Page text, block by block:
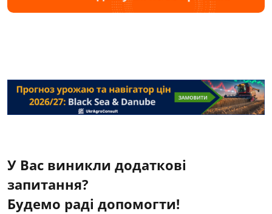
У Вас виникли додаткові
запитання?
Будемо раді допомогти!